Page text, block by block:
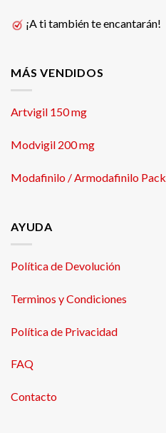
¡A ti también te encantarán!
MÁS VENDIDOS
Artvigil 150 mg
Modvigil 200 mg
Modafinilo / Armodafinilo Pack
AYUDA
Política de Devolución
Terminos y Condiciones
Política de Privacidad
FAQ
Contacto